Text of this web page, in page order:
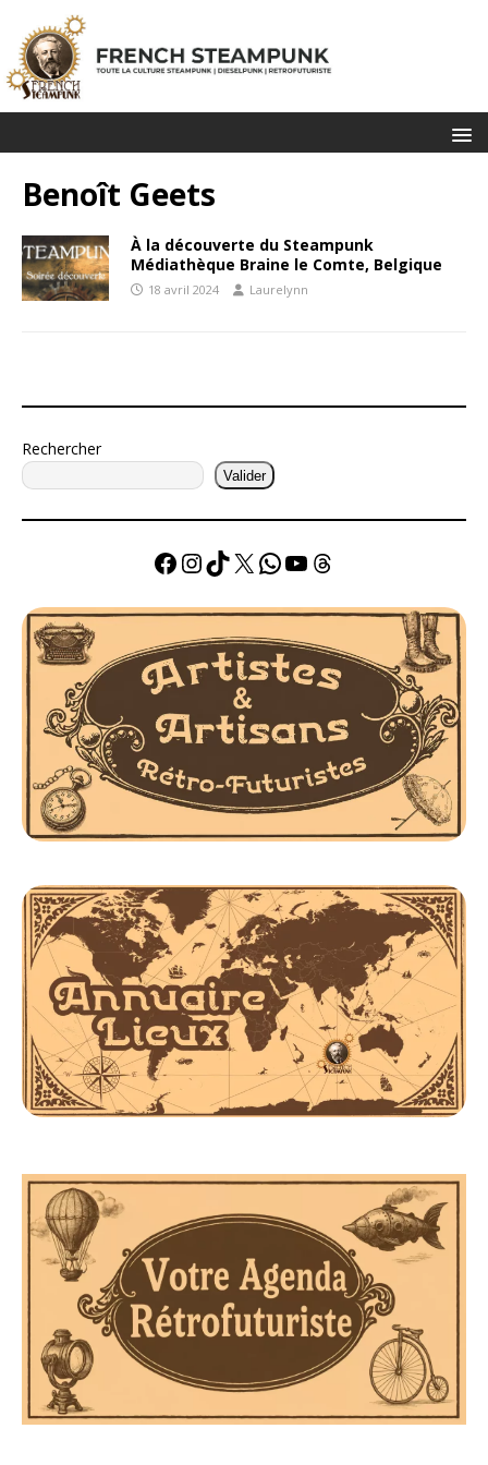
Benoît Geets
À la découverte du Steampunk
Médiathèque Braine le Comte, Belgique
18 avril 2024 Laurelynn
Rechercher
Valider